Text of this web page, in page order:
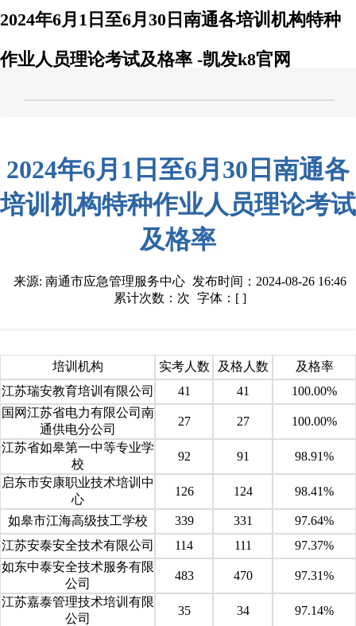
2024年6月1日至6月30日南通各培训机构特种
作业人员理论考试及格率 -凯发k8官网
2024年6月1日至6月30日南通各
培训机构特种作业人员理论考试
及格率
来源: 南通市应急管理服务中心 发布时间：2024-08-26 16:46
累计次数：次 字体：[ ]
培训机构 实考人数 及格人数
及格率
江苏瑞安教育培训有限公司
41 41
100.00%
国网江苏省电力有限公司南
通供电分公司
27 27
100.00%
江苏省如皋第一中等专业学
校
92 91
98.91%
启东市安康职业技术培训中
心
126 124 98.41%
如皋市江海高级技工学校 339 331
97.64%
江苏安泰安全技术有限公司
114 111
97.37%
如东中泰安全技术服务有限
公司
483 470
97.31%
江苏嘉泰管理技术培训有限
公司
35 34
97.14%